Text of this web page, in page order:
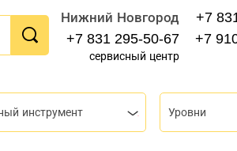
Нижний Новгород
+7 831 295-50-67
сервисный центр
+7
+7
инструмент Уровни